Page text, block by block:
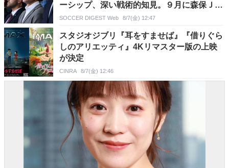
ーシップ、深い戦術的知見。９月に森保Ｊと
対戦
SOCCER DIGEST Web 8/7(金) 12:47
スタジオジブリ『耳をすませば』『借りぐら
しのアリエッティ』4Kリマスター版の上映
が決定
CINRA 8/7(金) 12:46